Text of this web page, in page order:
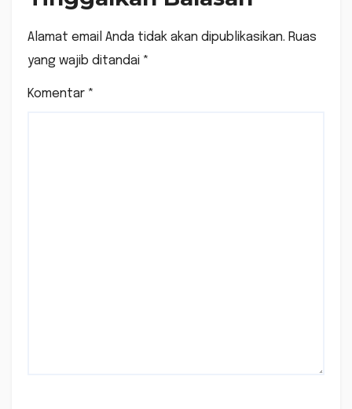
Alamat email Anda tidak akan dipublikasikan. Ruas
yang wajib ditandai *
Komentar *